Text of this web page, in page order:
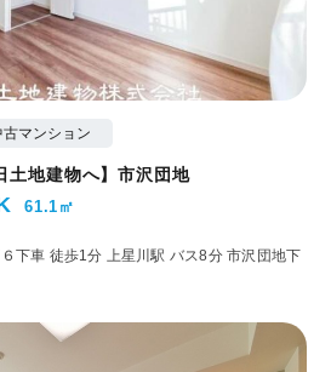
古マンション
土地建物へ】市沢団地
61.1㎡
下車 徒歩1分 上星川駅 バス8分 市沢団地下